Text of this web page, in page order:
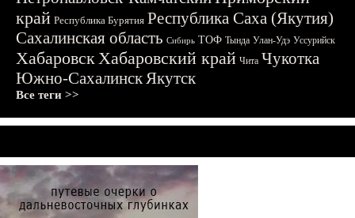
край Республика Бурятия Республика Саха (Якутия)
Сахалинская область Сибирь ТОФ Тында Улан-Удэ Уссурийск
ХабаровскХабаровский край Чита Чукотка
Южно-СахалинскЯкутск
Все теги >>